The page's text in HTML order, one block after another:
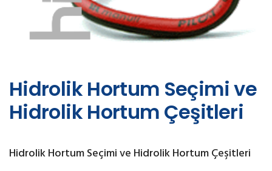
Hidrolik Hortum Seçimi ve
Hidrolik Hortum Çeşitleri
Hidrolik Hortum Seçimi ve Hidrolik Hortum Çeşitleri